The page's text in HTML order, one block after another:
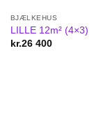
BJÆLKEHUS
LILLE 12m² (4×3)
kr.26 400